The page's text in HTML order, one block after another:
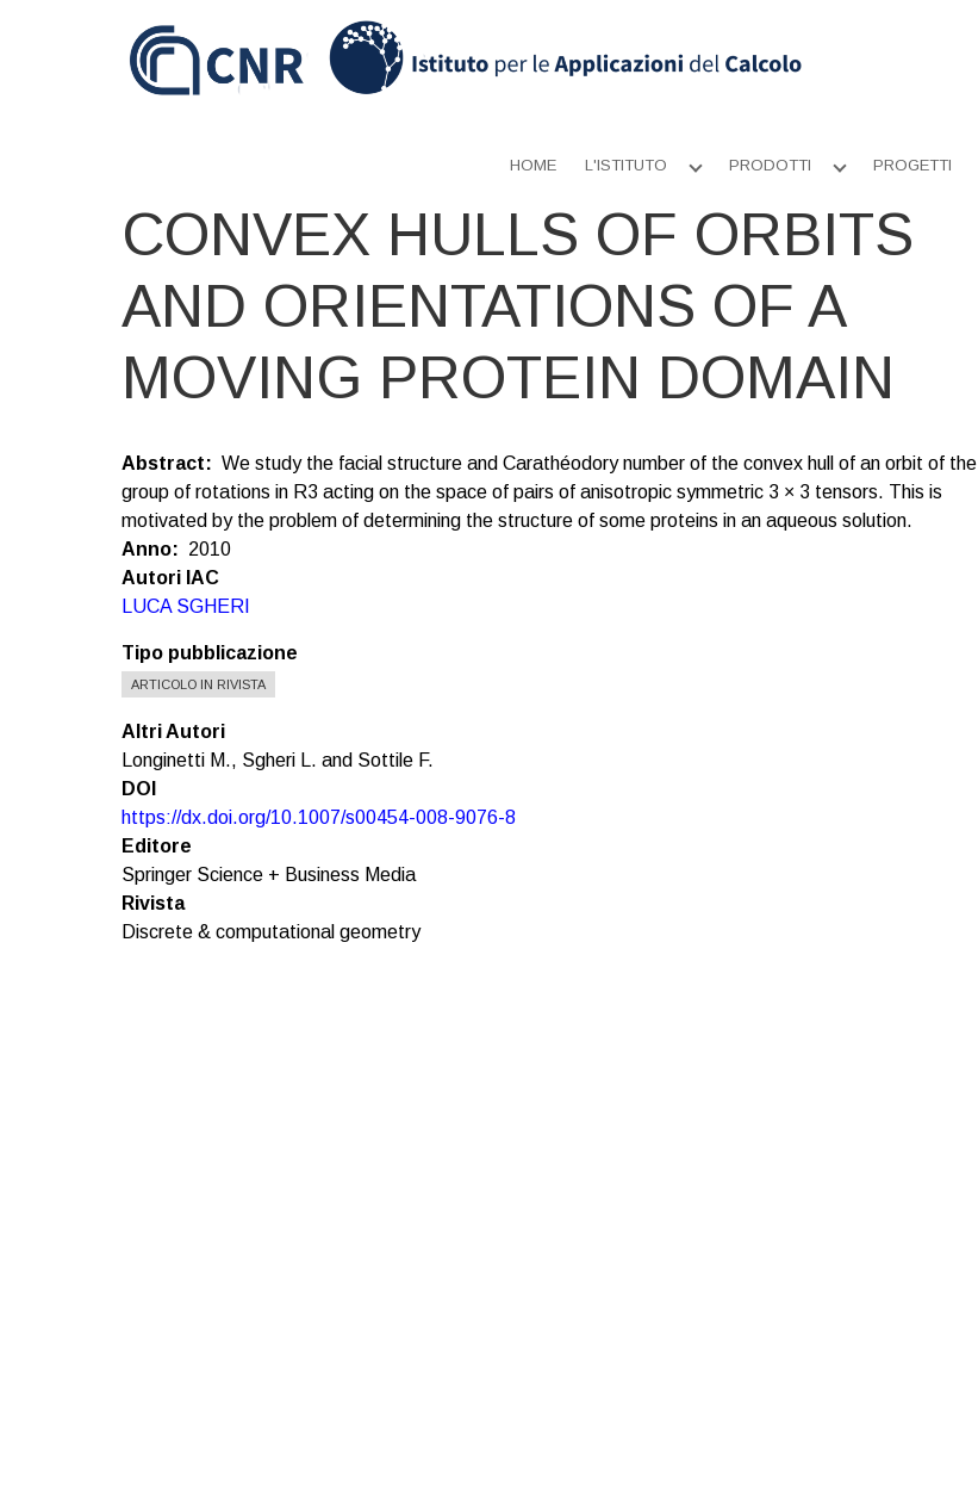
HOME L'ISTITUTO
Apri
PRODOTTI
Apri
PROGETTI
CONVEX HULLS OF ORBITS
AND ORIENTATIONS OF A
MOVING PROTEIN DOMAIN
Abstract
We study the facial structure and Carathéodory number of the convex hull of an orbit of the
group of rotations in R3 acting on the space of pairs of anisotropic symmetric 3 × 3 tensors. This is
motivated by the problem of determining the structure of some proteins in an aqueous solution.
Anno
2010
Autori IAC
LUCA SGHERI
Tipo pubblicazione
ARTICOLO IN RIVISTA
Altri Autori
Longinetti M., Sgheri L. and Sottile F.
DOI
https://dx.doi.org/10.1007/s00454-008-9076-8
Editore
Springer Science + Business Media
Rivista
Discrete & computational geometry